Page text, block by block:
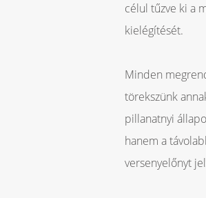
célul tűzve ki a
kielégítését.
Minden
törekszünk
pillanatnyi
hanem a
versenyelőnyt